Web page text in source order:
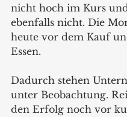
nicht hoch im Kurs
ebenfalls nicht. Die
heute vor dem Kauf
Essen.
Dadurch stehen
unter Beobachtung.
den Erfolg noch vor